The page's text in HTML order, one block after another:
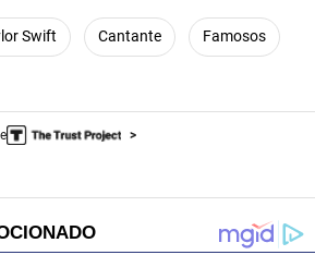
Swift Cantante Famosos